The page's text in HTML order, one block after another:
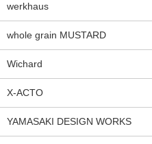
werkhaus
whole grain MUSTARD
Wichard
X-ACTO
YAMASAKI DESIGN WORKS